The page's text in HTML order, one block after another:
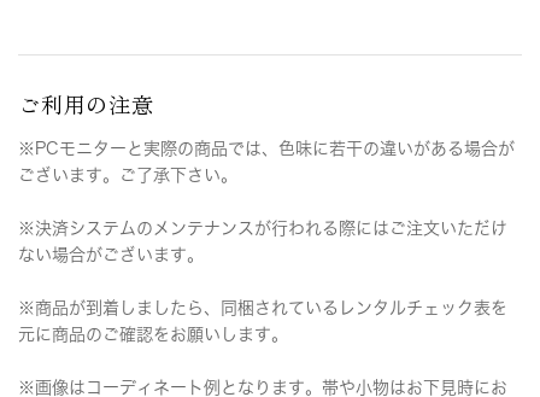
ご利用の注意
※PCモニターと実際の商品では、色味に若干の違いがある場合が
ございます。ご了承下さい。
※決済システムのメンテナンスが行われる際にはご注文いただけ
ない場合がございます。
※商品が到着しましたら、同梱されているレンタルチェック表を
元に商品のご確認をお願いします。
※画像はコーディネート例となります。帯や小物はお下見時にお